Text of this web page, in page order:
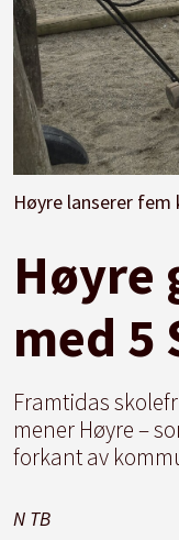
Høyre lanserer fem krav til SFO.
Høyre
med 5
Framtidas
mener Høyre –
forkant av
N TB